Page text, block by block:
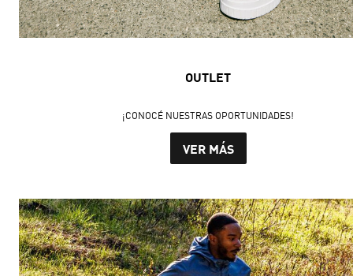
OUTLET
¡CONOCÉ NUESTRAS OPORTUNIDADES!
VER MÁS